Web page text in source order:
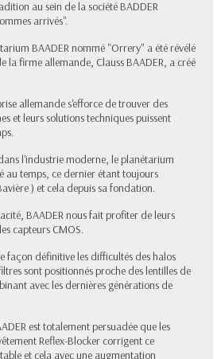
au sein de la société BADDER
arrivés".
BAADER nommé "Orrery" a été révélé
la firme allemande, Clauss BAADER, a créé
allemande s'efforce de trouver des
et leurs solutions techniques puissent
l'industrie moderne, le planétarium
au temps, ce dernier étant toujours
) et cela depuis sa fondation.
BAADER nous fait profiter de leurs
capteurs CMOS.
façon définitive les difficultés des halos
sont positionnés proche des lentilles de
avec les dernières générations de
est totalement persuadée que les
Reflex-Blocker corrigent ce
et cela avec une augmentation